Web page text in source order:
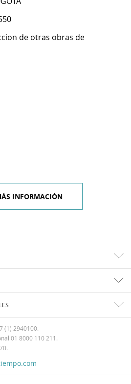
de otras obras de
INFORMACIÓN
(1) 2940100.
01 8000 110 211.